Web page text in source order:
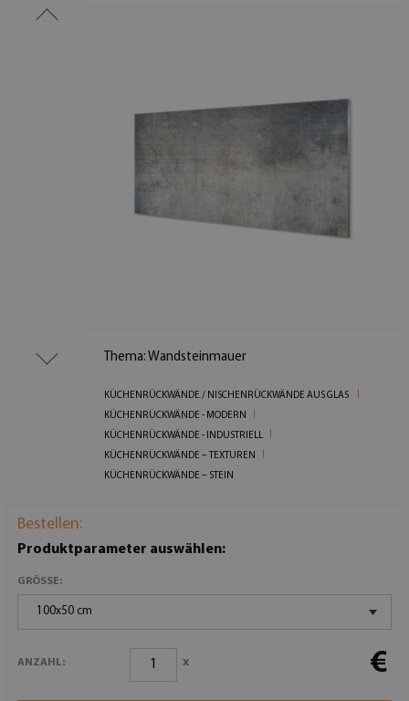
Thema: Wandsteinmauer
KÜCHENRÜCKWÄNDE / NISCHENRÜCKWÄNDE AUS GLAS
KÜCHENRÜCKWÄNDE - MODERN
KÜCHENRÜCKWÄNDE - INDUSTRIELL
KÜCHENRÜCKWÄNDE – TEXTUREN
KÜCHENRÜCKWÄNDE – STEIN
Bestellen:
Produktparameter auswählen:
GRÖSSE:
100x50 cm
ANZAHL: x €